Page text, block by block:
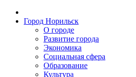
Город Норильск
О городе
Развитие города
Экономика
Социальная сфера
Образование
Культура